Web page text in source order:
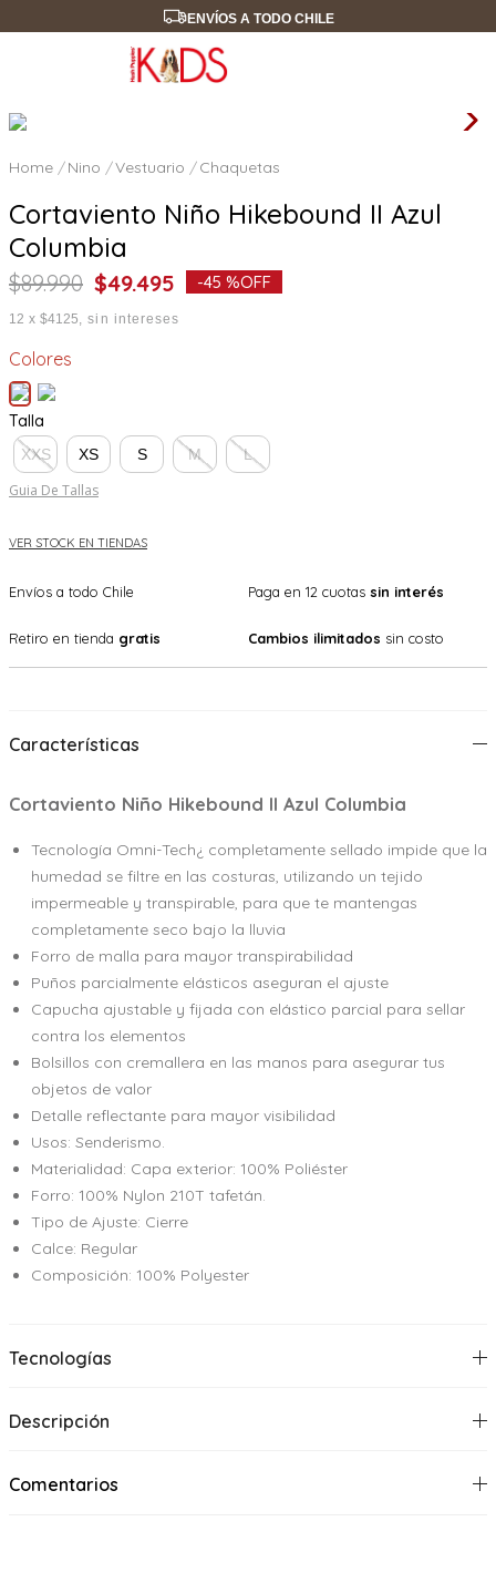
ENVÍOS A TODO CHILE
Nino Vestuario Chaquetas
Cortaviento Niño Hikebound II Azul
Columbia
$89.990 $49.495 -45 %OFF
12 x $4125 sin intereses
Colores
Talla
XXS XS S M L
Guia De Tallas
VER STOCK EN TIENDAS
Envíos a todo Chile Paga en 12 cuotas sin interés
Retiro en tienda gratis Cambios ilimitados sin costo
Características
Cortaviento Niño Hikebound II Azul Columbia
Tecnología Omni-Tech¿ completamente sellado impide que la
humedad se filtre en las costuras, utilizando un tejido
impermeable y transpirable, para que te mantengas
completamente seco bajo la lluvia
Forro de malla para mayor transpirabilidad
Puños parcialmente elásticos aseguran el ajuste
Capucha ajustable y fijada con elástico parcial para sellar
contra los elementos
Bolsillos con cremallera en las manos para asegurar tus
objetos de valor
Detalle reflectante para mayor visibilidad
Usos: Senderismo.
Materialidad: Capa exterior: 100% Poliéster
Forro: 100% Nylon 210T tafetán.
Tipo de Ajuste: Cierre
Calce: Regular
Composición: 100% Polyester
Tecnologías
Descripción
Comentarios